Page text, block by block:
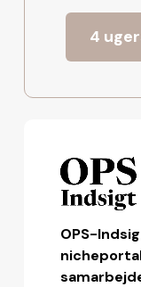
4
OPS-